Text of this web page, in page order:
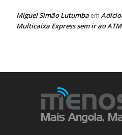
Miguel Simão Lutumba em
Multicaixa Express sem ir ao ATM